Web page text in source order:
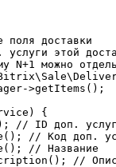
поля доставки
услуги этой
N+1 можно
>getItems();
{
// ID доп.
// Код доп.
// Название
//